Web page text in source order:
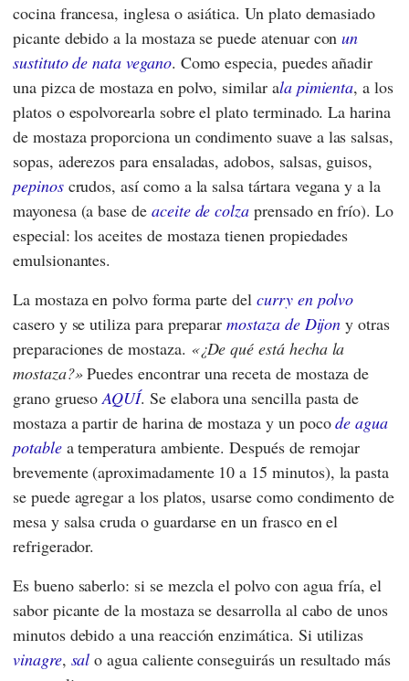
cocina francesa, inglesa o asiática. Un plato demasiado
picante debido a la mostaza se puede atenuar conun
sustituto de nata vegano. Como especia, puedes añadir
una pizca de mostaza en polvo, similar ala pimienta, a los
platos o espolvorearla sobre el plato terminado. La harina
de mostaza proporciona un condimento suave a las salsas,
sopas, aderezos para ensaladas, adobos, salsas, guisos,
pepinoscrudos, así como a la salsa tártara vegana y a la
mayonesa (a base de aceite de colza prensado en frío). Lo
especial: los aceites de mostaza tienen propiedades
emulsionantes.
La mostaza en polvo forma parte delcurry en polvo
casero y se utiliza para prepararmostaza de Dijon y otras
preparaciones de mostaza.
¿De qué está hecha la
mostaza? Puedes encontrar una receta de mostaza de
grano gruesoAQUÍ. Se elabora una sencilla pasta de
mostaza a partir de harina de mostaza y un pocode agua
potablea temperatura ambiente. Después de remojar
brevemente (aproximadamente 10 a 15 minutos), la pasta
se puede agregar a los platos, usarse como condimento de
mesa y salsa cruda o guardarse en un frasco en el
refrigerador.
Es bueno saberlo: si se mezcla el polvo con agua fría, el
sabor picante de la mostaza se desarrolla al cabo de unos
minutos debido a una reacción enzimática. Si utilizas
vinagre, sal o agua caliente conseguirás un resultado más